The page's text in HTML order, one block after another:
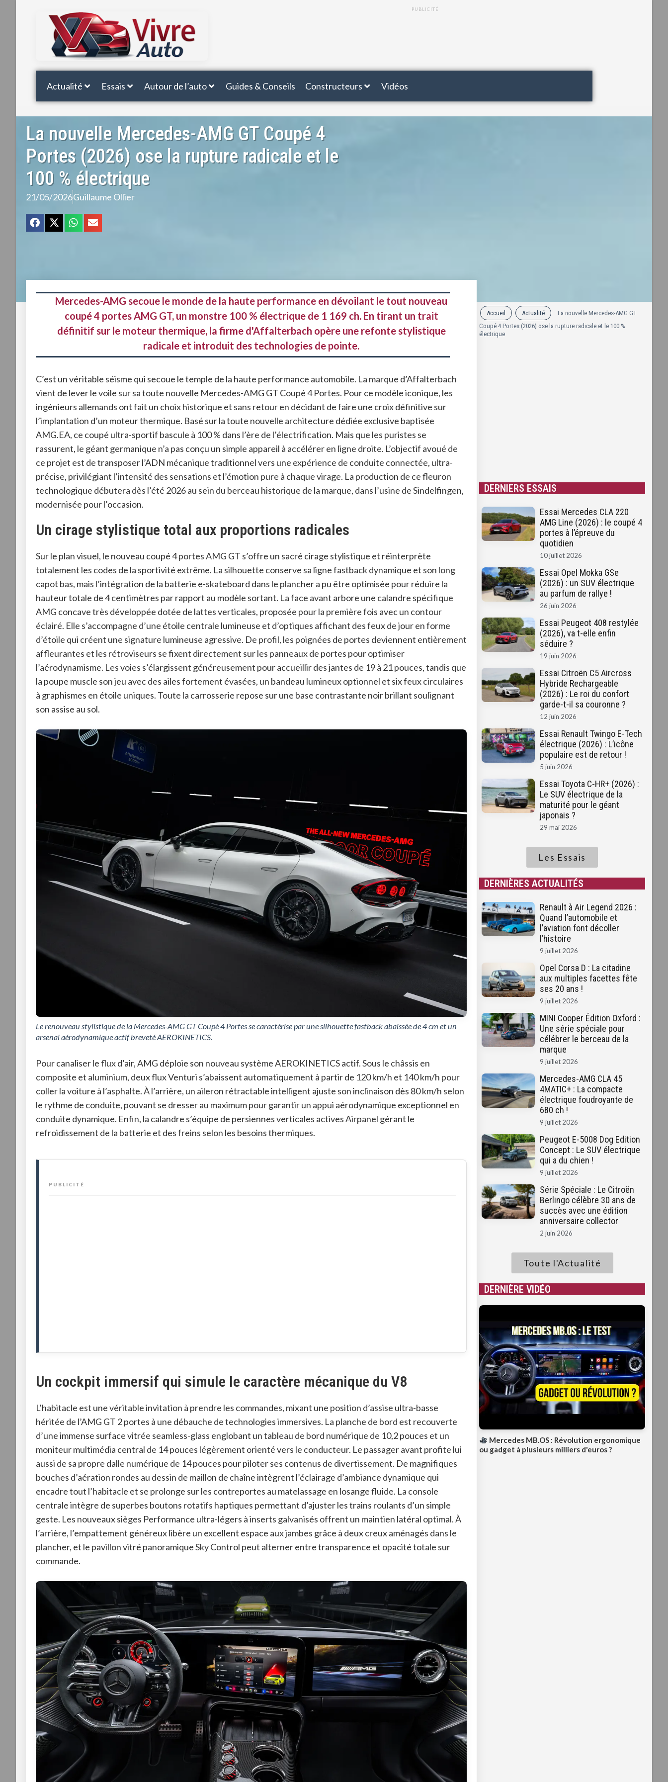
PUBLICITÉ
Actualité Essais Autour de l’auto Guides & Conseils Constructeurs Vidéos
La nouvelle Mercedes-AMG GT Coupé 4
Portes (2026) ose la rupture radicale et le
100 % électrique
21/05/2026Guillaume Ollier
Mercedes-AMG secoue le monde de la haute performance en dévoilant le tout nouveau
coupé 4 portes AMG GT, un monstre 100 % électrique de 1 169 ch. En tirant un trait
définitif sur le moteur thermique, la firme d'Affalterbach opère une refonte stylistique
radicale et introduit des technologies de pointe.
C’est un véritable séisme qui secoue le temple de la haute performance automobile. La marque d’Affalterbach
vient de lever le voile sur sa toute nouvelle Mercedes-AMG GT Coupé 4 Portes. Pour ce modèle iconique, les
ingénieurs allemands ont fait un choix historique et sans retour en décidant de faire une croix définitive sur
l’implantation d’un moteur thermique. Basé sur la toute nouvelle architecture dédiée exclusive baptisée
AMG.EA, ce coupé ultra-sportif bascule à 100 % dans l’ère de l’électrification. Mais que les puristes se
rassurent, le géant germanique n’a pas conçu un simple appareil à accélérer en ligne droite. L’objectif avoué de
ce projet est de transposer l’ADN mécanique traditionnel vers une expérience de conduite connectée, ultra-
précise, privilégiant l’intensité des sensations et l’émotion pure à chaque virage. La production de ce fleuron
technologique débutera dès l’été 2026 au sein du berceau historique de la marque, dans l’usine de Sindelfingen,
modernisée pour l’occasion.
Un cirage stylistique total aux proportions radicales
Sur le plan visuel, le nouveau coupé 4 portes AMG GT s’offre un sacré cirage stylistique et réinterprète
totalement les codes de la sportivité extrême. La silhouette conserve sa ligne fastback dynamique et son long
capot bas, mais l’intégration de la batterie e-skateboard dans le plancher a pu être optimisée pour réduire la
hauteur totale de 4 centimètres par rapport au modèle sortant. La face avant arbore une calandre spécifique
AMG concave très développée dotée de lattes verticales, proposée pour la première fois avec un contour
éclairé. Elle s’accompagne d’une étoile centrale lumineuse et d’optiques affichant des feux de jour en forme
d’étoile qui créent une signature lumineuse agressive. De profil, les poignées de portes deviennent entièrement
affleurantes et les rétroviseurs se fixent directement sur les panneaux de portes pour optimiser
l’aérodynamisme. Les voies s’élargissent généreusement pour accueillir des jantes de 19 à 21 pouces, tandis que
la poupe muscle son jeu avec des ailes fortement évasées, un bandeau lumineux optionnel et six feux circulaires
à graphismes en étoile uniques. Toute la carrosserie repose sur une base contrastante noir brillant soulignant
son assise au sol.
Le renouveau stylistique de la Mercedes-AMG GT Coupé 4 Portes se caractérise par une silhouette fastback abaissée de 4 cm et un
arsenal aérodynamique actif breveté AEROKINETICS.
Pour canaliser le flux d’air, AMG déploie son nouveau système AEROKINETICS actif. Sous le châssis en
composite et aluminium, deux flux Venturi s’abaissent automatiquement à partir de 120 km/h et 140 km/h pour
coller la voiture à l’asphalte. À l’arrière, un aileron rétractable intelligent ajuste son inclinaison dès 80 km/h selon
le rythme de conduite, pouvant se dresser au maximum pour garantir un appui aérodynamique exceptionnel en
conduite dynamique. Enfin, la calandre s’équipe de persiennes verticales actives Airpanel gérant le
refroidissement de la batterie et des freins selon les besoins thermiques.
Un cockpit immersif qui simule le caractère mécanique du V8
L’habitacle est une véritable invitation à prendre les commandes, mixant une position d’assise ultra-basse
héritée de l’AMG GT 2 portes à une débauche de technologies immersives. La planche de bord est recouverte
d’une immense surface vitrée seamless-glass englobant un tableau de bord numérique de 10,2 pouces et un
moniteur multimédia central de 14 pouces légèrement orienté vers le conducteur. Le passager avant profite lui
aussi de sa propre dalle numérique de 14 pouces pour piloter ses contenus de divertissement. De magnifiques
bouches d’aération rondes au dessin de maillon de chaîne intègrent l’éclairage d’ambiance dynamique qui
encadre tout l’habitacle et se prolonge sur les contreportes au matelassage en losange fluide. La console
centrale intègre de superbes boutons rotatifs haptiques permettant d’ajuster les trains roulants d’un simple
geste. Les nouveaux sièges Performance ultra-légers à inserts galvanisés offrent un maintien latéral optimal. À
l’arrière, l’empattement généreux libère un excellent espace aux jambes grâce à deux creux aménagés dans le
plancher, et le pavillon vitré panoramique Sky Control peut alterner entre transparence et opacité totale sur
commande.
Accueil Actualité
La nouvelle Mercedes-AMG GT
Coupé 4 Portes (2026) ose la rupture radicale et le 100 %
électrique
DERNIERS ESSAIS
Essai Mercedes CLA 220
AMG Line (2026) : le coupé 4
portes à l’épreuve du
quotidien
10 juillet 2026
Essai Opel Mokka GSe
(2026) : un SUV électrique
au parfum de rallye !
26 juin 2026
Essai Peugeot 408 restylée
(2026), va t-elle enfin
séduire ?
19 juin 2026
Essai Citroën C5 Aircross
Hybride Rechargeable
(2026) : Le roi du confort
garde-t-il sa couronne ?
12 juin 2026
Essai Renault Twingo E-Tech
électrique (2026) : L’icône
populaire est de retour !
5 juin 2026
Essai Toyota C-HR+ (2026) :
Le SUV électrique de la
maturité pour le géant
japonais ?
29 mai 2026
Les Essais
DERNIÈRES ACTUALITÉS
Renault à Air Legend 2026 :
Quand l’automobile et
l’aviation font décoller
l’histoire
9 juillet 2026
Opel Corsa D : La citadine
aux multiples facettes fête
ses 20 ans !
9 juillet 2026
MINI Cooper Édition Oxford :
Une série spéciale pour
célébrer le berceau de la
marque
9 juillet 2026
Mercedes-AMG CLA 45
4MATIC+ : La compacte
électrique foudroyante de
680 ch !
9 juillet 2026
Peugeot E-5008 Dog Edition
Concept : Le SUV électrique
qui a du chien !
9 juillet 2026
Série Spéciale : Le Citroën
Berlingo célèbre 30 ans de
succès avec une édition
anniversaire collector
2 juin 2026
Toute l'Actualité
DERNIÈRE VIDÉO
Mercedes MB.OS : Révolution ergonomique
ou gadget à plusieurs milliers d'euros ?